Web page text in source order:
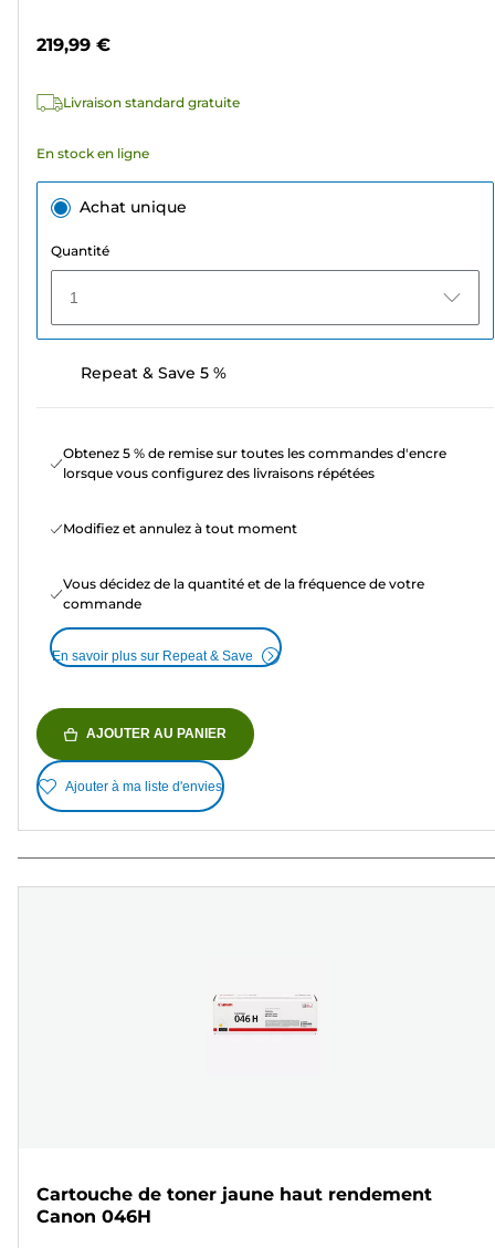
219,99 €
Livraison standard gratuite
En stock en ligne
Achat unique
Quantité
1
Repeat & Save 5 %
Obtenez 5 % de remise sur toutes les commandes d'encre
lorsque vous configurez des livraisons répétées
Modifiez et annulez à tout moment
Vous décidez de la quantité et de la fréquence de votre
commande
En savoir plus sur Repeat & Save
AJOUTER AU PANIER
Ajouter à ma liste d'envies
Cartouche de toner jaune haut rendement
Canon 046H